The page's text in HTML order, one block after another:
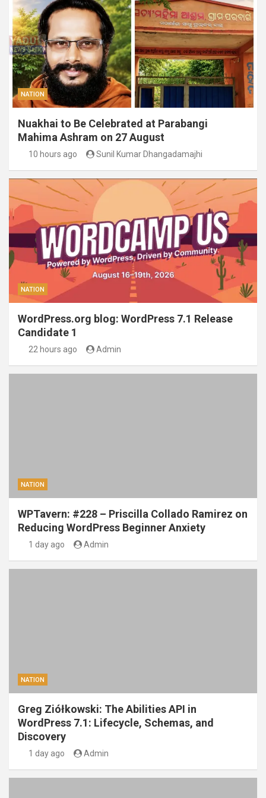
NATION
Nuakhai to Be Celebrated at Parabangi
Mahima Ashram on 27 August
10 hours ago Sunil Kumar Dhangadamajhi
NATION
WordPress.org blog: WordPress 7.1 Release
Candidate 1
22 hours ago Admin
NATION
WPTavern: #228 – Priscilla Collado Ramirez on
Reducing WordPress Beginner Anxiety
1 day ago Admin
NATION
Greg Ziółkowski: The Abilities API in
WordPress 7.1: Lifecycle, Schemas, and
Discovery
1 day ago Admin